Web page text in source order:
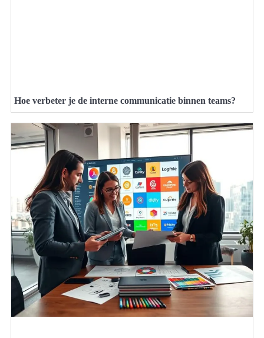
Hoe verbeter je de interne communicatie binnen teams?